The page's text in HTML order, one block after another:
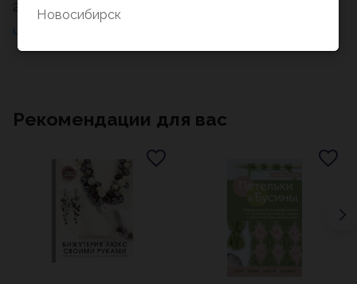
2024
Рекомендации для вас
Новосибирск